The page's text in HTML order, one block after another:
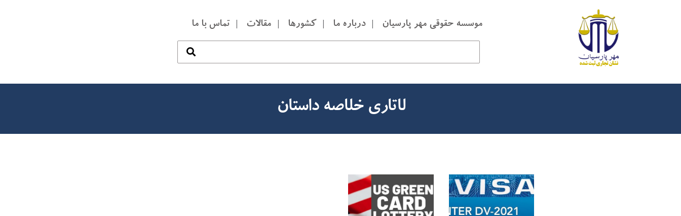
موسسه حقوقی مهر پارسیان درباره ما کشورها مقالات تماس با ما
لاتاری خلاصه داستان